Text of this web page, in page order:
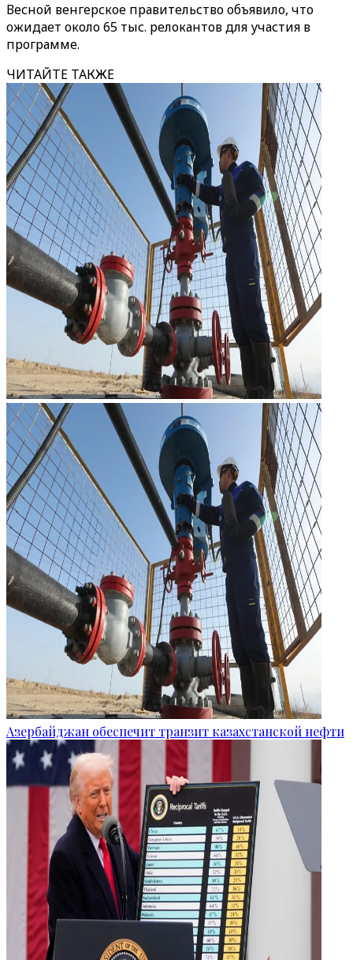
Весной венгерское правительство объявило, что
ожидает около 65 тыс. релокантов для участия в
программе.
ЧИТАЙТЕ ТАКЖЕ
Азербайджан обеспечит транзит казахстанской нефти